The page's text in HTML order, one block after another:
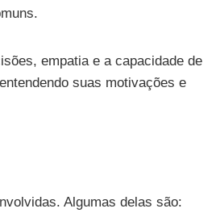
empatia e a capacidade de
suas motivações e
Algumas delas são: